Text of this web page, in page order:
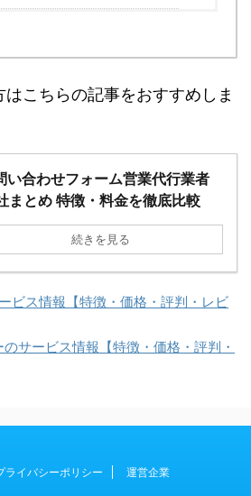
こちらの記事をおすすめしま
い合わせフォーム営業代行業者
まとめ 特徴・料金を徹底比較
続きを見る
ビス情報【特徴・価格・評判・レビ
のサービス情報【特徴・価格・評判・
ライバシーポリシー 運営企業